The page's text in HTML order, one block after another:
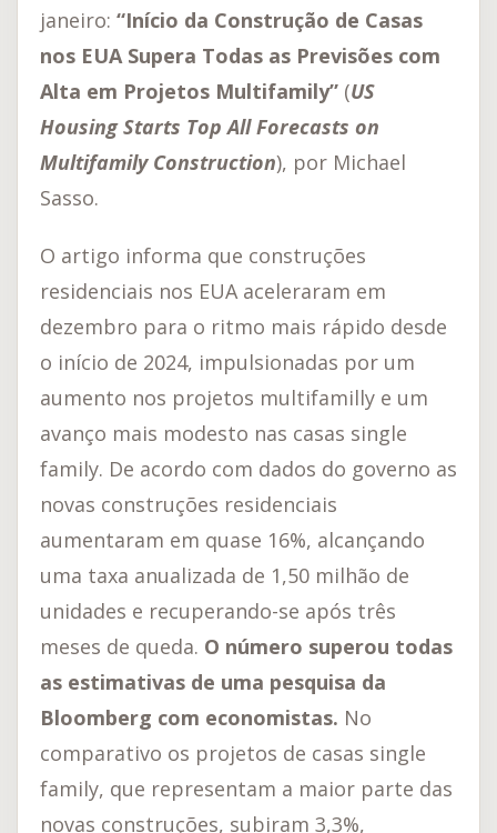
janeiro: “Início da Construção de Casas
nos EUA Supera Todas as Previsões com
Alta em Projetos Multifamily” (US
Housing Starts Top All Forecasts on
Multifamily Construction), por Michael
Sasso.
O artigo informa que construções
residenciais nos EUA aceleraram em
dezembro para o ritmo mais rápido desde
o início de 2024, impulsionadas por um
aumento nos projetos multifamilly e um
avanço mais modesto nas casas single
family. De acordo com dados do governo as
novas construções residenciais
aumentaram em quase 16%, alcançando
uma taxa anualizada de 1,50 milhão de
unidades e recuperando-se após três
meses de queda. O número superou todas
as estimativas de uma pesquisa da
Bloomberg com economistas. No
comparativo os projetos de casas single
family, que representam a maior parte das
novas construções, subiram 3,3%,